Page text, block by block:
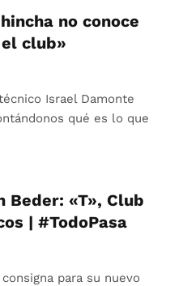
no conoce
club»
Israel Damonte
qué es lo que
Beder: «T», Club
| #TodoPasa
para su nuevo